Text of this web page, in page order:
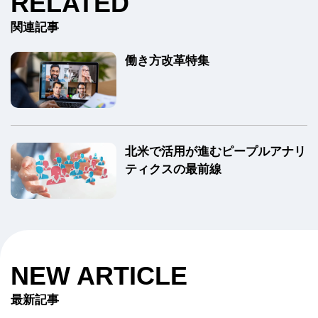
関連記事
働き方改革特集
北米で活用が進むピープルアナリ
ティクスの最前線
NEW ARTICLE
最新記事